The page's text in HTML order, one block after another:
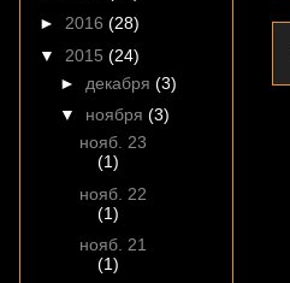
► 2016 (28)
▼ 2015 (24)
► декабря (3)
▼ ноября (3)
нояб. 23
(1)
нояб. 22
(1)
нояб. 21
(1)